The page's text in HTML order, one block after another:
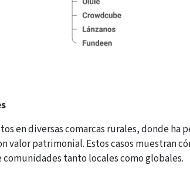
en diversas comarcas rurales, donde
valor patrimonial. Estos casos muestran
tanto locales como globales.